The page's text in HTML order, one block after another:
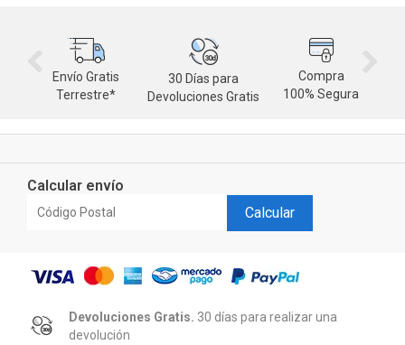
Envío Gratis
Terrestre*
30 Días para
Devoluciones Gratis
Compra
100% Segura
Calcular envío
Calcular
Devoluciones Gratis. 30 días para realizar una
devolución